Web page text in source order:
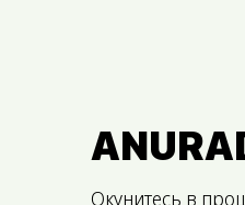
Окунитесь в